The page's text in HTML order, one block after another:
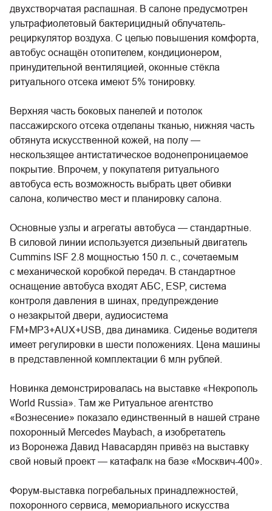
двухстворчатая распашная. В салоне предусмотрен
ультрафиолетовый бактерицидный облучатель-
рециркулятор воздуха. С целью повышения комфорта,
автобус оснащён отопителем, кондиционером,
принудительной вентиляцией, оконные стёкла
ритуального отсека имеют 5% тонировку.
Верхняя часть боковых панелей и потолок
пассажирского отсека отделаны тканью, нижняя часть
обтянута искусственной кожей, на полу —
нескользящее антистатическое водонепроницаемое
покрытие. Впрочем, у покупателя ритуального
автобуса есть возможность выбрать цвет обивки
салона, количество мест и планировку салона.
Основные узлы и агрегаты автобуса — стандартные.
В силовой линии используется дизельный двигатель
Cummins ISF 2.8 мощностью 150 л. с., сочетаемым
с механической коробкой передач. В стандартное
оснащение автобуса входят АБС, ESP, система
контроля давления в шинах, предупреждение
о незакрытой двери, аудиосистема
FM+MP3+AUX+USB, два динамика. Сиденье водителя
имеет регулировки в шести положениях. Цена машины
в представленной комплектации 6 млн рублей.
Новинка демонстрировалась на выставке «Некрополь
World Russia». Там же Ритуальное агентство
«Вознесение» показало единственный в нашей стране
похоронный Mercedes Maybach, а изобретатель
из Воронежа Давид Навасардян привёз на выставку
свой новый проект — катафалк на базе «Москвич-400».
Форум-выставка погребальных принадлежностей,
похоронного сервиса, мемориального искусства